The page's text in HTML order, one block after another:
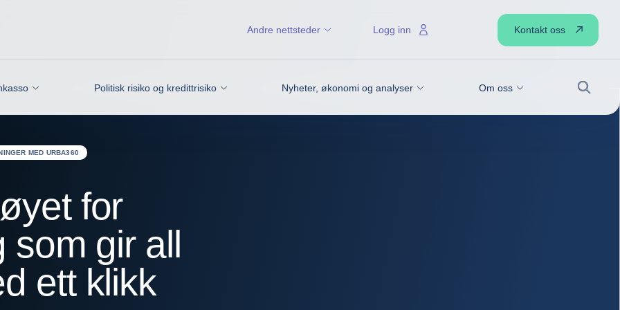
Politisk risiko og kredittrisiko Nyheter, økonomi og analyser Om oss
Søk
Andre nettsteder Logg inn Kontakt oss
MED URBA360
for
som gir all
ett klikk